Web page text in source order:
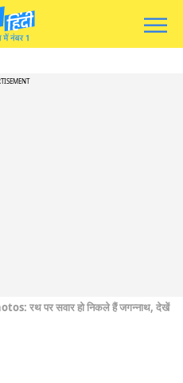
रथ पर सवार हो निकले हैं जगन्नाथ, देखें